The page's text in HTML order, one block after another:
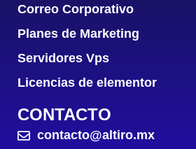
Correo Corporativo
Planes de Marketing
Servidores Vps
Licencias de elementor
CONTACTO
contacto@altiro.mx